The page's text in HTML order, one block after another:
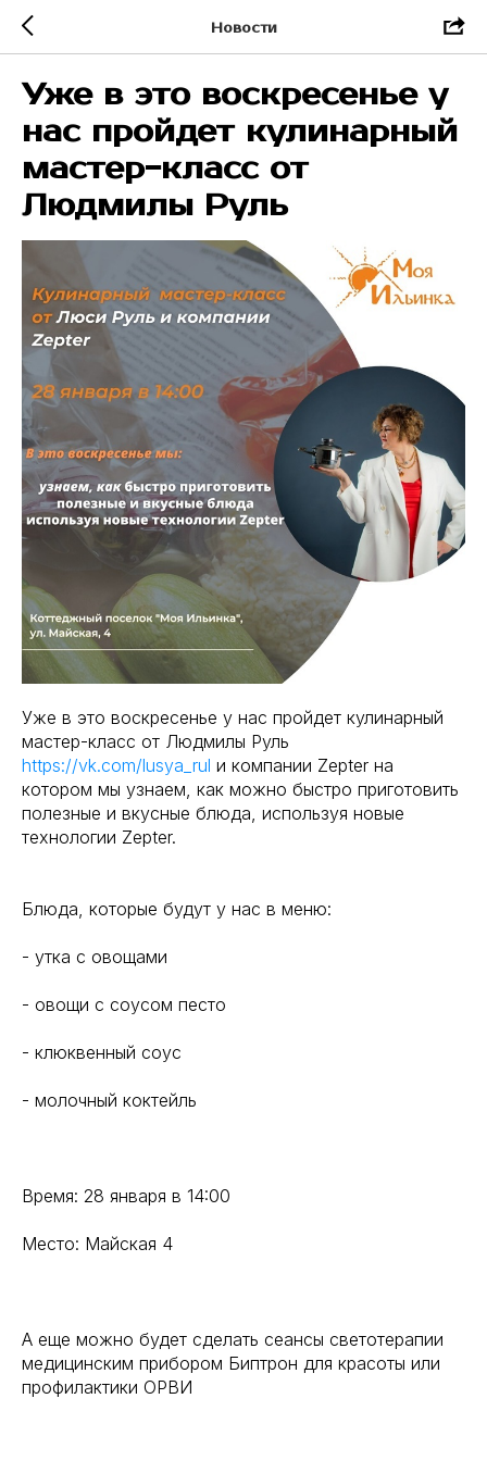
Новости
Уже в это воскресенье у
нас пройдет кулинарный
мастер-класс от
Людмилы Руль
Уже в это воскресенье у нас пройдет кулинарный
мастер-класс от Людмилы Руль
https://vk.com/lusya_rul и компании Zepter на
котором мы узнаем, как можно быстро приготовить
полезные и вкусные блюда, используя новые
технологии Zepter.
Блюда, которые будут у нас в меню:
- утка с овощами
- ⁠овощи с соусом песто
- ⁠клюквенный соус
- ⁠молочный коктейль
Время: 28 января в 14:00
Место: Майская 4
А еще можно будет сделать сеансы светотерапии
медицинским прибором Биптрон для красоты или
профилактики ОРВИ